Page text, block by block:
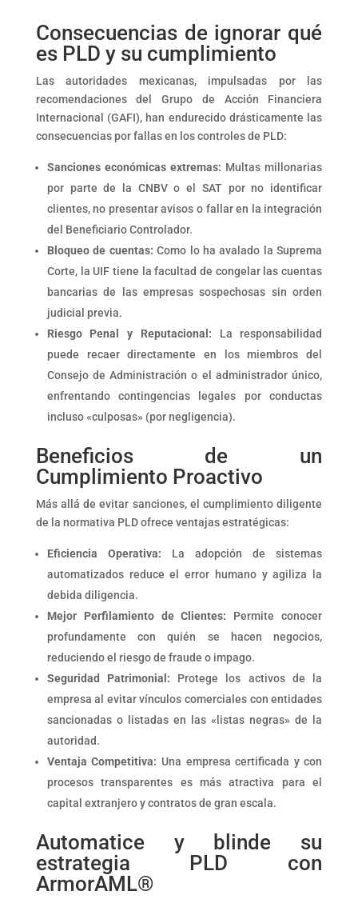
Consecuencias de ignorar qué
es PLD y su cumplimiento
Las autoridades mexicanas, impulsadas por las
recomendaciones del Grupo de Acción Financiera
Internacional (GAFI), han endurecido drásticamente las
consecuencias por fallas en los controles de PLD:
Sanciones económicas extremas: Multas millonarias
por parte de la CNBV o el SAT por no identificar
clientes, no presentar avisos o fallar en la integración
del Beneficiario Controlador.
Bloqueo de cuentas: Como lo ha avalado la Suprema
Corte, la UIF tiene la facultad de congelar las cuentas
bancarias de las empresas sospechosas sin orden
judicial previa.
Riesgo Penal y Reputacional: La responsabilidad
puede recaer directamente en los miembros del
Consejo de Administración o el administrador único,
enfrentando contingencias legales por conductas
incluso «culposas» (por negligencia).
Beneficios de un
Cumplimiento Proactivo
Más allá de evitar sanciones, el cumplimiento diligente
de la normativa PLD ofrece ventajas estratégicas:
Eficiencia Operativa: La adopción de sistemas
automatizados reduce el error humano y agiliza la
debida diligencia.
Mejor Perfilamiento de Clientes: Permite conocer
profundamente con quién se hacen negocios,
reduciendo el riesgo de fraude o impago.
Seguridad Patrimonial: Protege los activos de la
empresa al evitar vínculos comerciales con entidades
sancionadas o listadas en las «listas negras» de la
autoridad.
Ventaja Competitiva: Una empresa certificada y con
procesos transparentes es más atractiva para el
capital extranjero y contratos de gran escala.
Automatice y blinde su
estrategia PLD con
ArmorAML®